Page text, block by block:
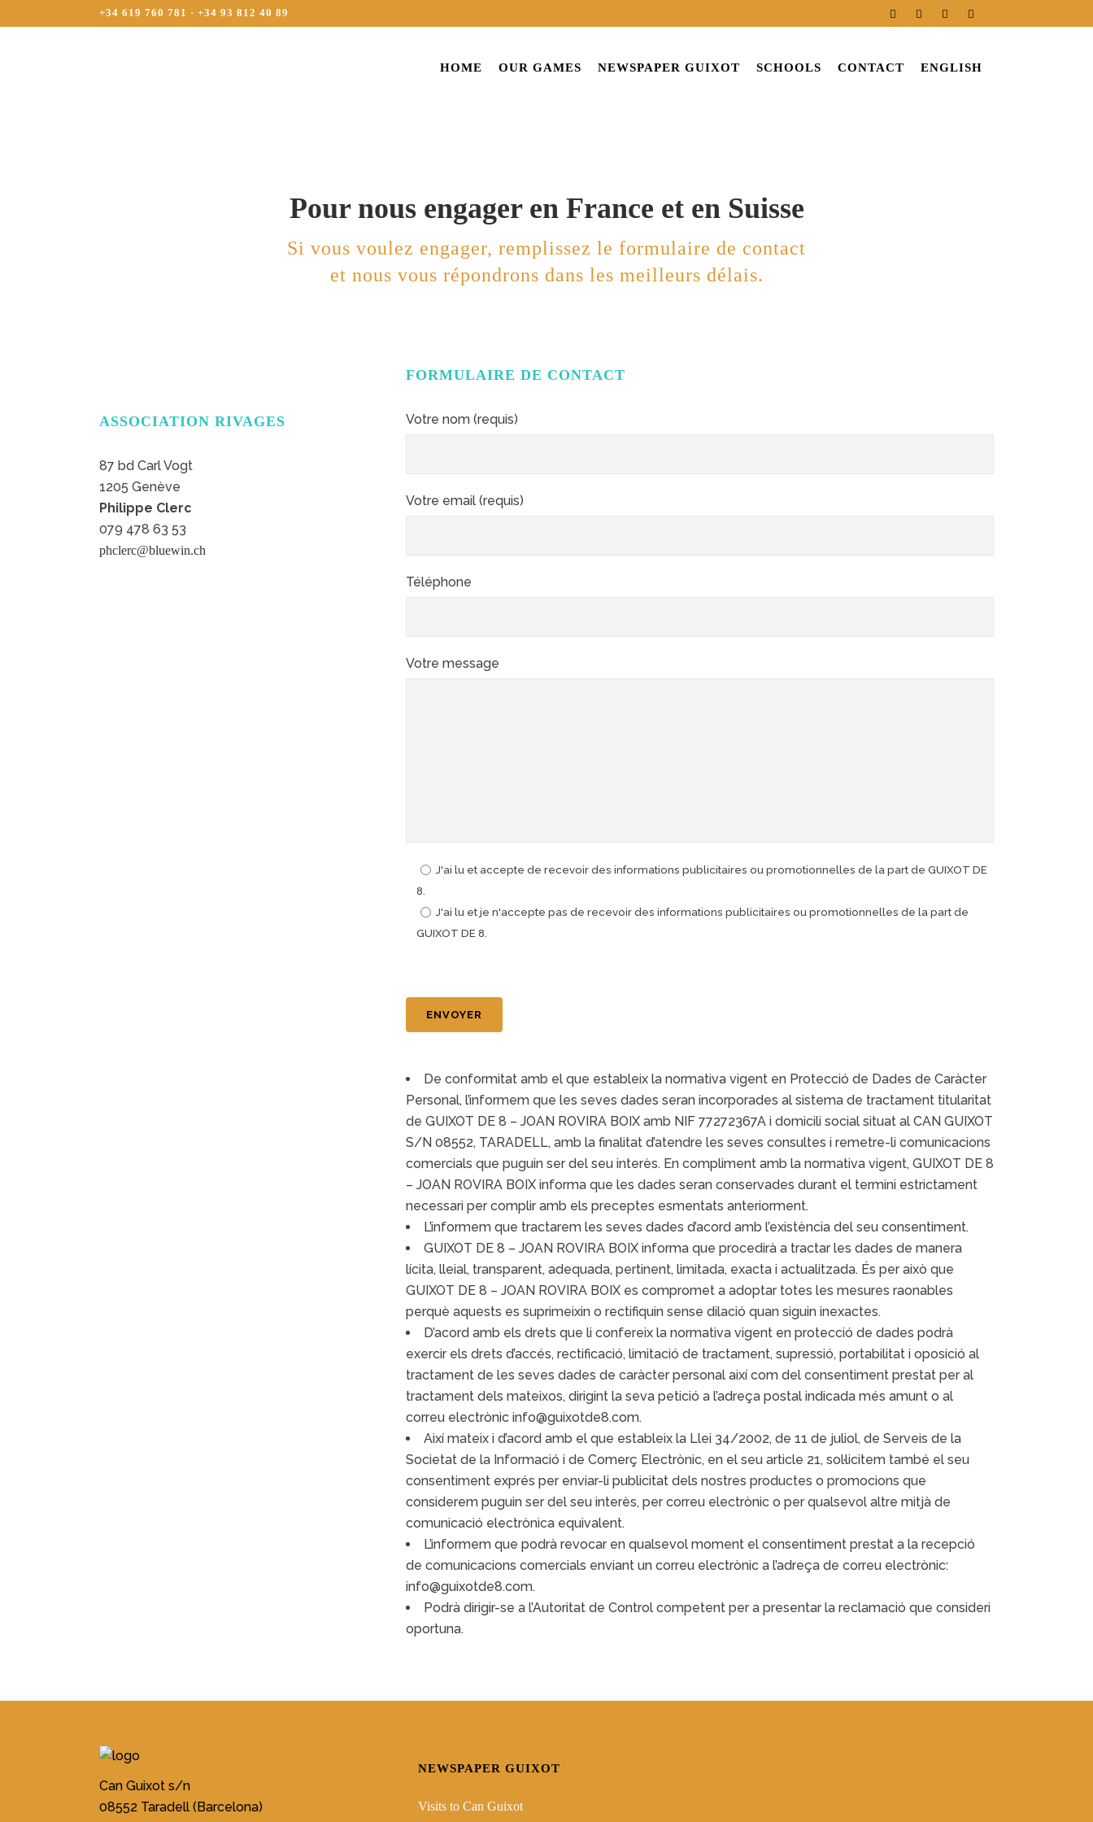
+34 619 760 781 · +34 93 812 40 89
HOME OUR GAMES NEWSPAPER GUIXOT SCHOOLS CONTACT ENGLISH
Pour nous engager en France et en Suisse
Si vous voulez engager, remplissez le formulaire de contact
et nous vous répondrons dans les meilleurs délais.
ASSOCIATION RIVAGES
87 bd Carl Vogt
1205 Genève
Philippe Clerc
079 478 63 53
phclerc@bluewin.ch
FORMULAIRE DE CONTACT
Votre nom (requis)
Votre email (requis)
Téléphone
Votre message
J'ai lu et accepte de recevoir des informations publicitaires ou promotionnelles de la part de GUIXOT DE
8.
J'ai lu et je n'accepte pas de recevoir des informations publicitaires ou promotionnelles de la part de
GUIXOT DE 8.
De conformitat amb el que estableix la normativa vigent en Protecció de Dades de Caràcter
Personal, l’informem que les seves dades seran incorporades al sistema de tractament titularitat
de GUIXOT DE 8 – JOAN ROVIRA BOIX amb NIF 77272367A i domicili social situat al CAN GUIXOT
S/N 08552, TARADELL, amb la finalitat d’atendre les seves consultes i remetre-li comunicacions
comercials que puguin ser del seu interès. En compliment amb la normativa vigent, GUIXOT DE 8
– JOAN ROVIRA BOIX informa que les dades seran conservades durant el termini estrictament
necessari per complir amb els preceptes esmentats anteriorment.
L’informem que tractarem les seves dades d’acord amb l’existència del seu consentiment.
GUIXOT DE 8 – JOAN ROVIRA BOIX informa que procedirà a tractar les dades de manera
lícita, lleial, transparent, adequada, pertinent, limitada, exacta i actualitzada. És per això que
GUIXOT DE 8 – JOAN ROVIRA BOIX es compromet a adoptar totes les mesures raonables
perquè aquests es suprimeixin o rectifiquin sense dilació quan siguin inexactes.
D’acord amb els drets que li confereix la normativa vigent en protecció de dades podrà
exercir els drets d’accés, rectificació, limitació de tractament, supressió, portabilitat i oposició al
tractament de les seves dades de caràcter personal així com del consentiment prestat per al
tractament dels mateixos, dirigint la seva petició a l’adreça postal indicada més amunt o al
correu electrònic info@guixotde8.com.
Així mateix i d’acord amb el que estableix la Llei 34/2002, de 11 de juliol, de Serveis de la
Societat de la Informació i de Comerç Electrònic, en el seu article 21, sol·licitem també el seu
consentiment exprés per enviar-li publicitat dels nostres productes o promocions que
considerem puguin ser del seu interès, per correu electrònic o per qualsevol altre mitjà de
comunicació electrònica equivalent.
L’informem que podrà revocar en qualsevol moment el consentiment prestat a la recepció
de comunicacions comercials enviant un correu electrònic a l’adreça de correu electrònic:
info@guixotde8.com.
Podrà dirigir-se a l’Autoritat de Control competent per a presentar la reclamació que consideri
oportuna.
Can Guixot s/n
08552 Taradell (Barcelona)
NEWSPAPER GUIXOT
Visits to Can Guixot